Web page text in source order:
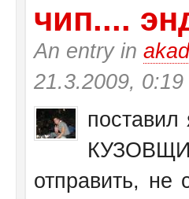
чип....
An entry in
21.3.2009, 0:19
поставил
отправить, не